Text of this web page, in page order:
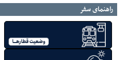
راهنمای سفر